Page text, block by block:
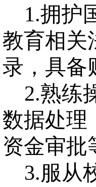
1.拥护
教育相关
录，具备
2.熟练
数据处理
资金审批
3.服从